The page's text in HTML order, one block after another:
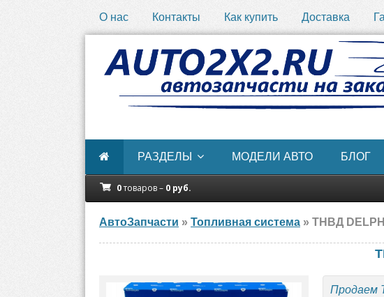
О нас Контакты Как купить Доставка
РАЗДЕЛЫ МОДЕЛИ АВТО БЛОГ
0товаров – 0 руб.
АвтоЗапчасти » Топливная система » ТНВД
Продаем